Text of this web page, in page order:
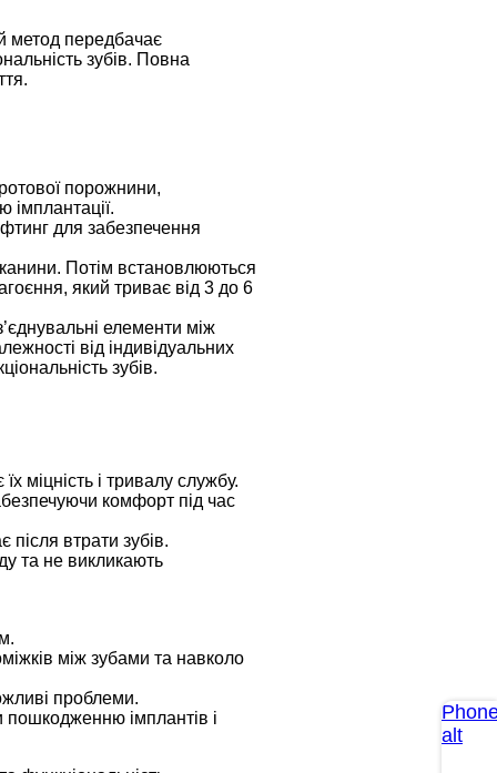
метод передбачає
зубів. Повна
порожнини,
імплантації.
для забезпечення
Потім встановлюються
який триває від 3 до 6
елементи між
від індивідуальних
зубів.
міцність і тривалу службу.
комфорт під час
після втрати зубів.
та не викликають
між зубами та навколо
проблеми.
пошкодженню імплантів і
alt